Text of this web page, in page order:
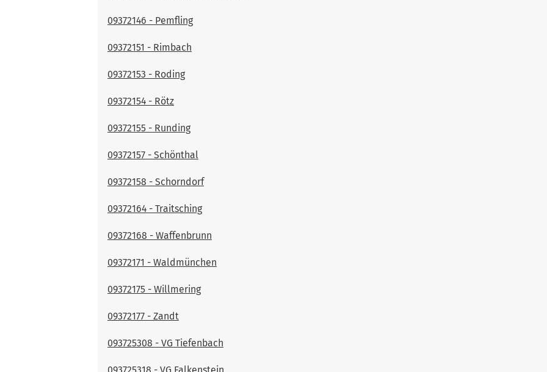
09372146 - Pemfling
09372151 - Rimbach
09372153 - Roding
09372154 - Rötz
09372155 - Runding
09372157 - Schönthal
09372158 - Schorndorf
09372164 - Traitsching
09372168 - Waffenbrunn
09372171 - Waldmünchen
09372175 - Willmering
09372177 - Zandt
093725308 - VG Tiefenbach